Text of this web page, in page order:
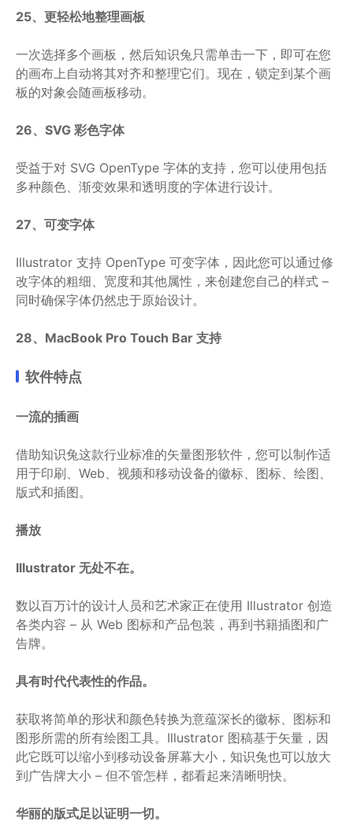
25、更轻松地整理画板
一次选择多个画板，然后知识兔只需单击一下，即可在您
的画布上自动将其对齐和整理它们。现在，锁定到某个画
板的对象会随画板移动。
26、SVG 彩色字体
受益于对 SVG OpenType 字体的支持，您可以使用包括
多种颜色、渐变效果和透明度的字体进行设计。
27、可变字体
Illustrator 支持 OpenType 可变字体，因此您可以通过修
改字体的粗细、宽度和其他属性，来创建您自己的样式 –
同时确保字体仍然忠于原始设计。
28、MacBook Pro Touch Bar 支持
软件特点
一流的插画
借助知识兔这款行业标准的矢量图形软件，您可以制作适
用于印刷、Web、视频和移动设备的徽标、图标、绘图、
版式和插图。
播放
Illustrator 无处不在。
数以百万计的设计人员和艺术家正在使用 Illustrator 创造
各类内容 – 从 Web 图标和产品包装，再到书籍插图和广
告牌。
具有时代代表性的作品。
获取将简单的形状和颜色转换为意蕴深长的徽标、图标和
图形所需的所有绘图工具。Illustrator 图稿基于矢量，因
此它既可以缩小到移动设备屏幕大小，知识兔也可以放大
到广告牌大小 – 但不管怎样，都看起来清晰明快。
华丽的版式足以证明一切。